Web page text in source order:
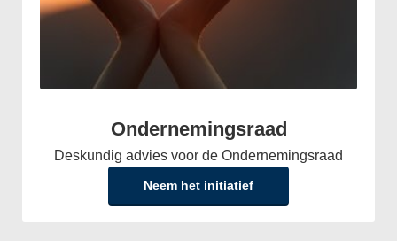
Ondernemingsraad
Deskundig advies voor de Ondernemingsraad
Neem het initiatief